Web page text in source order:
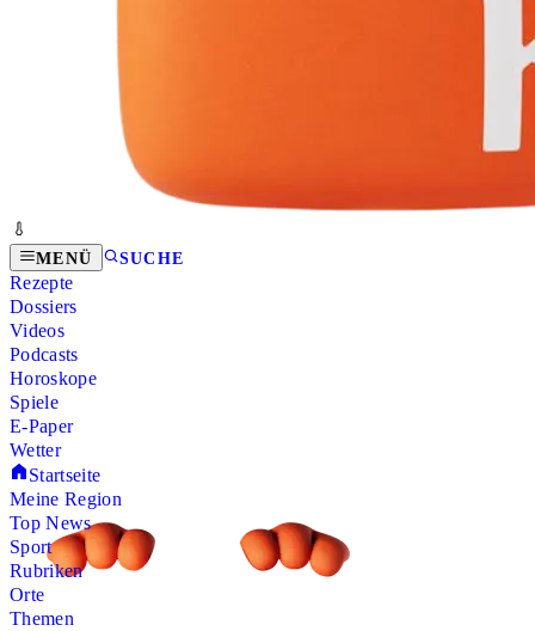
MENÜ SUCHE
Rezepte
Dossiers
Videos
Podcasts
Horoskope
Spiele
E-Paper
Wetter
Startseite
Meine Region
Top News
Sport
Rubriken
Orte
Themen